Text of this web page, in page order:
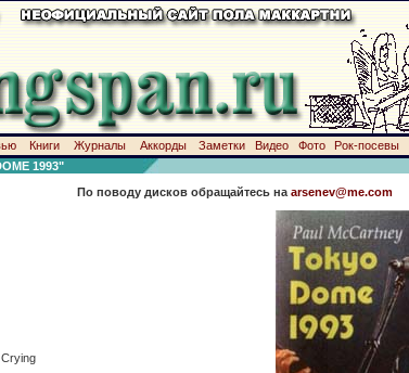
Книги Журналы Аккорды Заметки Видео Фото Рок-посевы
1993"
По поводу дисков обращайтесь на arsenev@me.com